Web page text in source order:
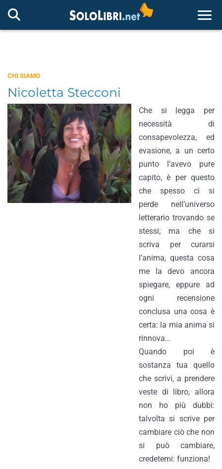
CHI SIAMO
Nicoletta Stecconi
Che si legga per
necessità di
consapevolezza, ed
evasione, a un certo
punto l’avevo pure
capito, è per questo
che spesso ci si
perde nell’universo
letterario trovando se
stessi; ma che si
scriva per curarsi
l’anima, questa cosa
me la devo ancora
spiegare, eppure ad
ogni recensione
conclusa una cosa è
certa: la mia anima si
rinnova…
Quando poi è
sostanza tua quello
che scrivi, a prendere
veste di libro, allora
non ho più dubbi:
talvolta si scrive per
cambiare ciò che non
si può cambiare,
credetemi: funziona!